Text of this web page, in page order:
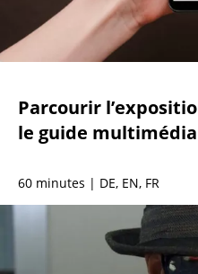
Par­cou­rir
le guide multi­média
60 minutes | DE, EN, FR